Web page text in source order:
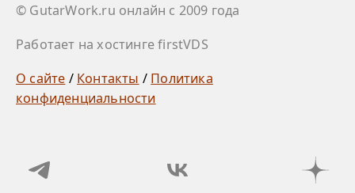
© GutarWork.ru онлайн c 2009 года
Работает на хостинге firstVDS
О сайте / Контакты / Политика
конфиденциальности